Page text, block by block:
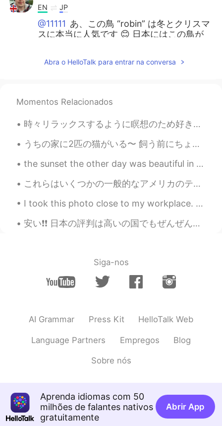
EN JP
@11111 あ、この鳥 “robin” は冬とクリスマ
スに本当に人気です 😊 日本にはこの鳥が
あや Aya 2020.12.25 06:13
カードを送る習慣が素敵ですね😊
11111 2020.12.25 00:37
ードが好きです😊安全で素敵なクリスマス
EN JP
@ノン Nonうん、僕もこれが好き😊 メリ
私はペンギンの隣のカードのデザインが好
Kiki キキ 2020.12.24 23:46
@Metz 毎日練習した😆✌🏻 どういたしまし
て♡ 素敵なchrrrismas を過ごしてね♪😂🎄
EN JP
@Kiki キキあー、すごい！やっぱりでき
Abra o HelloTalk para entrar na conversa
Momentos Relacionados
時々リラックスするように瞑想のため好きな文を書く Sometimes in order to relax I write things I enjoy for meditation 今回は1つ...
うちの家に2匹の猫がいる〜 飼う前にちょっと迷ってたけどやっぱり猫と一緒に暮らすのは楽しいよね！ ガツビーとなっぽちゃんという名前で一匹はちょっとシャイで静かだけどもう一匹はやんちゃでめっちゃ構...
the sunset the other day was beautiful in Osaka ! 🌆 先日大阪の夕日はきれいでした i took this photo from the a...
これらはいくつかの一般的なアメリカのテキストのスラングです wwwww = lol 😂 (literally means "laughing out loud") 大笑い = lmao ( ...
I took this photo close to my workplace. Christmas is coming! Whats your favourite thing a kit Ch...
安い❗️❗️ 日本の評判は高いの国でもぜんぜん違うと思う💰 カナダは高いの国💸 笑 It’s so cheap❗️❗️ Japan has a reputation of being a re...
Siga-nos
AI Grammar Press Kit HelloTalk Web
Language Partners Empregos Blog
Sobre nós
Aprenda idiomas com 50
milhões de falantes nativos
gratuitamente
Abrir App